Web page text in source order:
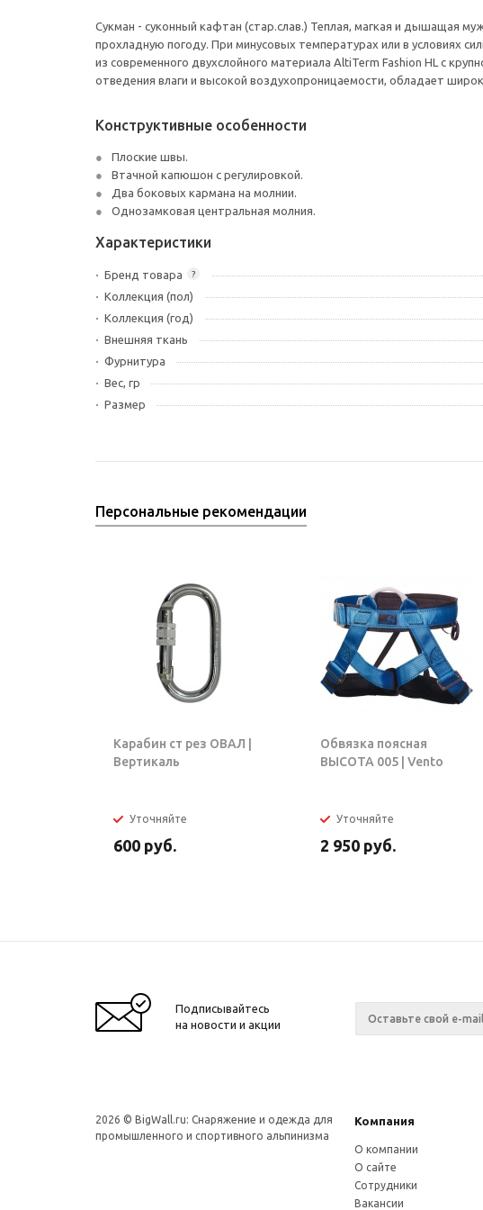
Сукман - суконный кафтан (стар.слав.) Теплая, магкая и дышащая
прохладную погоду. При минусовых температурах или в условиях
из современного двухслойного материала AltiTerm Fashion HL с
отведения влаги и высокой воздухопроницаемости, обладает
Конструктивные особенности
Плоские швы.
Втачной капюшон с регулировкой.
Два боковых кармана на молнии.
Однозамковая центральная молния.
Характеристики
?
Бренд товара
Коллекция (пол)
Коллекция (год)
Внешняя ткань
Фурнитура
Вес, гр
Размер
Персональные рекомендации
Карабин ст рез ОВАЛ |
Вертикаль
Уточняйте
600 руб.
Обвязка поясная
ВЫСОТА 005 | Vento
Уточняйте
2 950 руб.
Подписывайтесь
на новости и акции
2026 © BigWall.ru: Снаряжение и одежда для
промышленного и спортивного альпинизма
Компания
О компании
О сайте
Сотрудники
Вакансии